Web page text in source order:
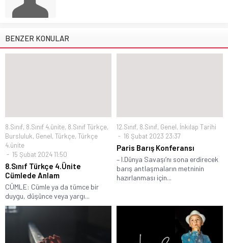
BENZER KONULAR
8.Sınıf, 8.Sınıf 4.ünite, 8.Sınıf Türkçe,
Bursluluk, Genel, Türkçe, Türkçe
4.ünite
15 Şubat 2024 11:50
8.Sınıf Türkçe 4.Ünite
Cümlede Anlam
CÜMLE: Cümle ya da tümce bir
duygu, düşünce veya yargı...
12.Sınıf, 8.Sınıf, Genel, İnkılap Tarihi
16 Şubat 2023 23:37
Paris Barış Konferansı
– I.Dünya Savaşı’nı sona erdirecek
barış antlaşmaların metninin
hazırlanması için...